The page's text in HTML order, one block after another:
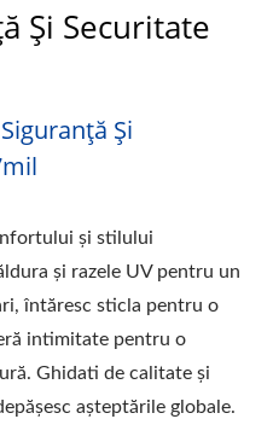
Și Securitate
Și
și stilului
și razele UV pentru un
întăresc sticla pentru o
intimitate pentru o
Ghidati de calitate și
așteptările globale.